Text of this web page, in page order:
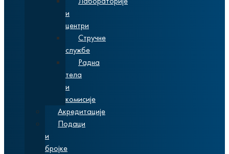
и
центри
Стручне
службе
Радна
тела
и
комисије
Акредитације
Подаци
и
бројке